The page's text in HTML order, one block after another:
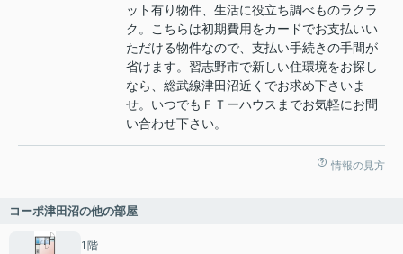
ット有り物件、生活に役立ち調べものラクラ
ク。こちらは初期費用をカードでお支払いい
ただける物件なので、支払い手続きの手間が
省けます。習志野市で新しい住環境をお探し
なら、総武線津田沼近くでお求め下さいま
せ。いつでもＦＴーハウスまでお気軽にお問
い合わせ下さい。
情報の見方
コーポ津田沼の他の部屋
1階